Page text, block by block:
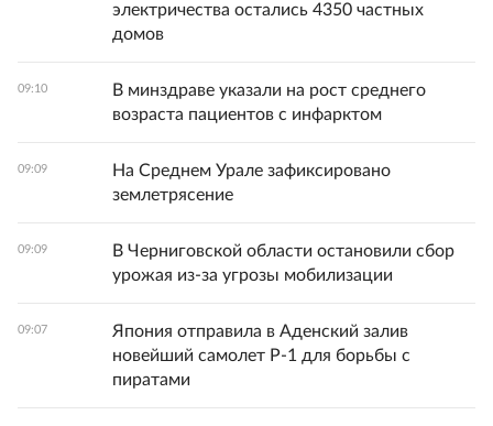
электричества остались 4350 частных
домов
09:10
В минздраве указали на рост среднего
возраста пациентов с инфарктом
09:09
На Среднем Урале зафиксировано
землетрясение
09:09
В Черниговской области остановили сбор
урожая из-за угрозы мобилизации
09:07
Япония отправила в Аденский залив
новейший самолет Р-1 для борьбы с
пиратами